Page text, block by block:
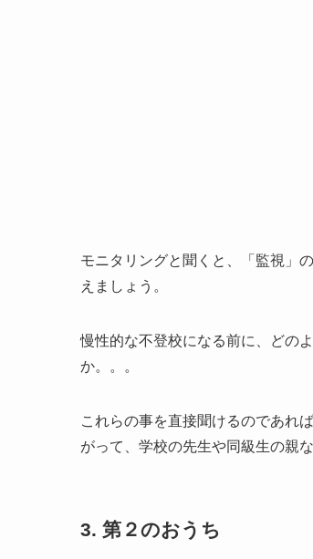
モニタリングと聞くと、「監視」
えましょう。
慢性的な不登校になる前に、どの
か。。。
これらの事を直接聞けるのであれ
がって、学校の先生や同級生の親
3. 第２のおうち